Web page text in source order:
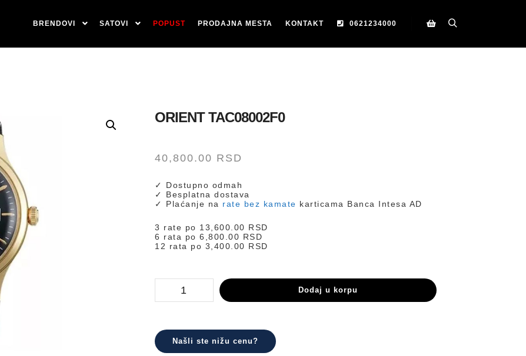
BRENDOVI SATOVI POPUST PRODAJNA MESTA KONTAKT
0621234000
ORIENT TAC08002F0
40,800.00 RSD
✓ Dostupno odmah
✓ Besplatna dostava
✓ Plaćanje na rate bez kamate karticama Banca Intesa AD
3 rate po 13,600.00 RSD
6 rata po6,800.00 RSD
12 rata po 3,400.00 RSD
količina
Dodaj u korpu
Našli ste nižu cenu?